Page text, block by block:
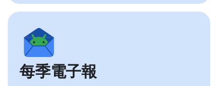
每季電子報